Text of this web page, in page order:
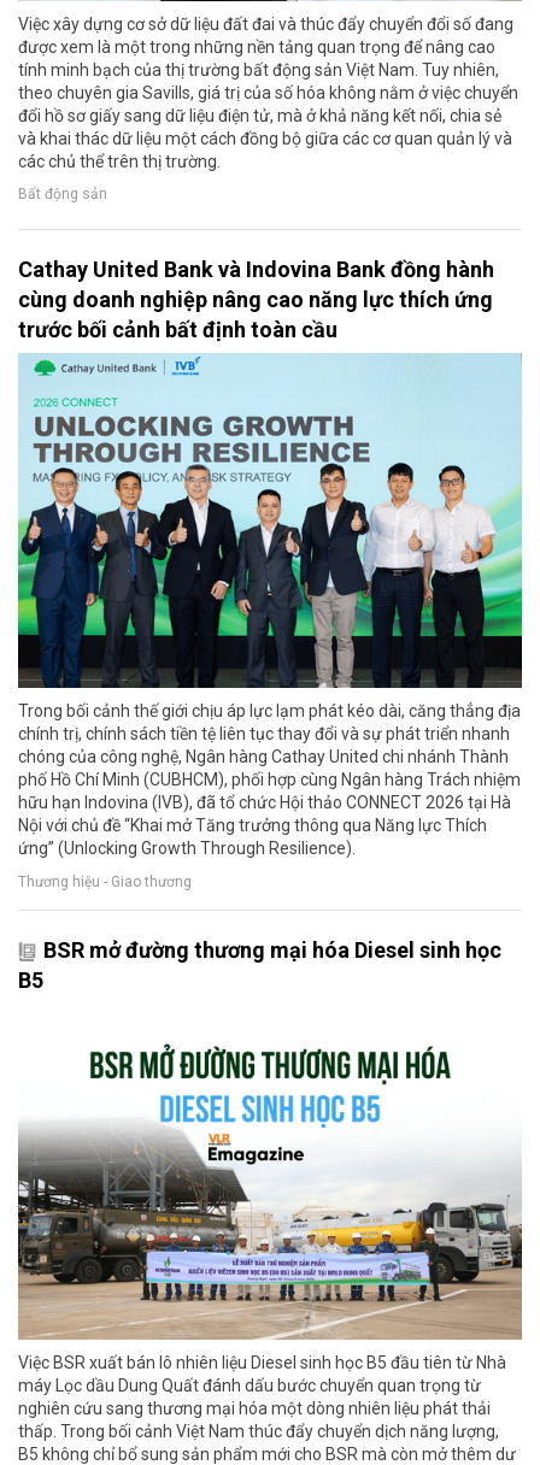
Việc xây dựng cơ sở dữ liệu đất đai và thúc đẩy chuyển đổi số đang
được xem là một trong những nền tảng quan trọng để nâng cao
tính minh bạch của thị trường bất động sản Việt Nam. Tuy nhiên,
theo chuyên gia Savills, giá trị của số hóa không nằm ở việc chuyển
đổi hồ sơ giấy sang dữ liệu điện tử, mà ở khả năng kết nối, chia sẻ
và khai thác dữ liệu một cách đồng bộ giữa các cơ quan quản lý và
các chủ thể trên thị trường.
Bất động sản
Cathay United Bank và Indovina Bank đồng hành
cùng doanh nghiệp nâng cao năng lực thích ứng
trước bối cảnh bất định toàn cầu
Trong bối cảnh thế giới chịu áp lực lạm phát kéo dài, căng thẳng địa
chính trị, chính sách tiền tệ liên tục thay đổi và sự phát triển nhanh
chóng của công nghệ, Ngân hàng Cathay United chi nhánh Thành
phố Hồ Chí Minh (CUBHCM), phối hợp cùng Ngân hàng Trách nhiệm
hữu hạn Indovina (IVB), đã tổ chức Hội thảo CONNECT 2026 tại Hà
Nội với chủ đề “Khai mở Tăng trưởng thông qua Năng lực Thích
ứng” (Unlocking Growth Through Resilience).
Thương hiệu - Giao thương
BSR mở đường thương mại hóa Diesel sinh học
B5
Việc BSR xuất bán lô nhiên liệu Diesel sinh học B5 đầu tiên từ Nhà
máy Lọc dầu Dung Quất đánh dấu bước chuyển quan trọng từ
nghiên cứu sang thương mại hóa một dòng nhiên liệu phát thải
thấp. Trong bối cảnh Việt Nam thúc đẩy chuyển dịch năng lượng,
B5 không chỉ bổ sung sản phẩm mới cho BSR mà còn mở thêm dư